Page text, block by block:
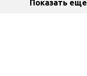
Показать еще